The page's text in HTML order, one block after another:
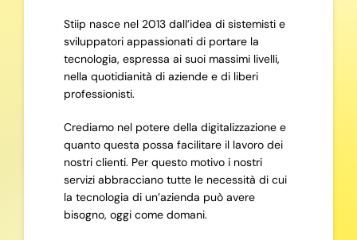
Stiip nasce nel 2013 dall’idea di sistemisti e
sviluppatori appassionati di portare la
tecnologia, espressa ai suoi massimi livelli,
nella quotidianità di aziende e di liberi
professionisti.
Crediamo nel potere della digitalizzazione e
quanto questa possa facilitare il lavoro dei
nostri clienti. Per questo motivo i nostri
servizi abbracciano tutte le necessità di cui
la tecnologia di un’azienda può avere
bisogno, oggi come domani.